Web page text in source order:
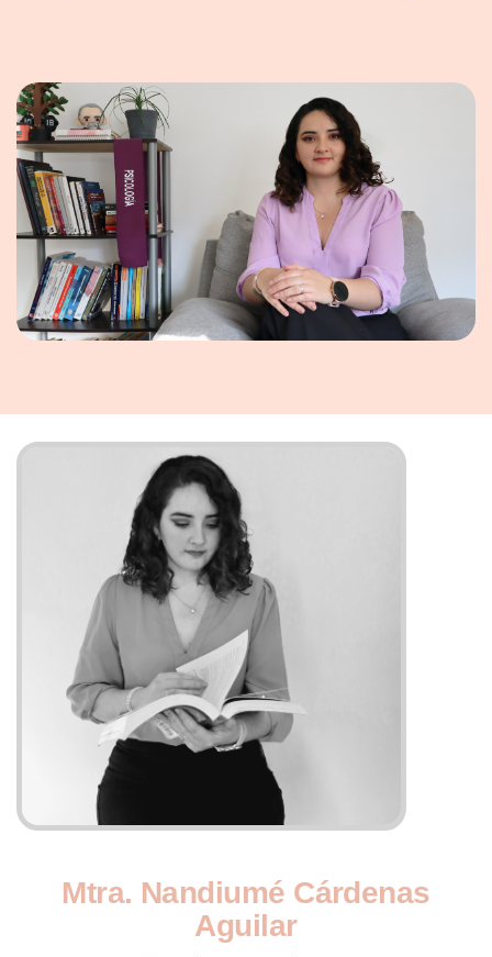
Mtra. Nandiumé Cárdenas
Aguilar